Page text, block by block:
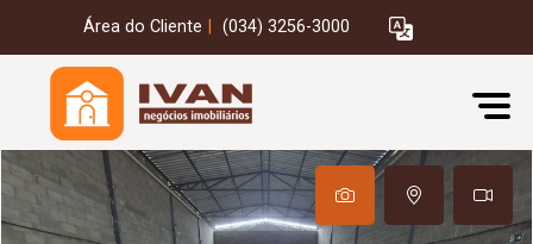
Área do Cliente (034) 3256-3000